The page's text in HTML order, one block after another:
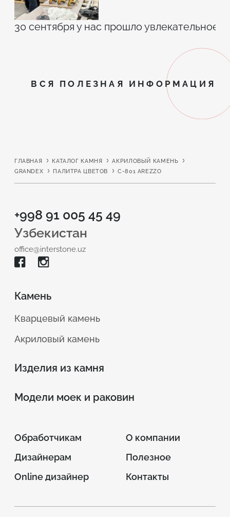
30 сентября у нас прошло увлекательное
ВСЯ ПОЛЕЗНАЯ ИНФОРМАЦИЯ
ГЛАВНАЯ КАТАЛОГ КАМНЯ
АКРИЛОВЫЙ КАМЕНЬ
GRANDEX
ПАЛИТРА ЦВЕТОВ C-801 AREZZO
+998 91 005 45 49
Узбекистан
office@interstone.uz
Камень
Кварцевый камень
Акриловый камень
Изделия из камня
Модели моек и раковин
Обработчикам
Дизайнерам
Online дизайнер
О компании
Полезное
Контакты